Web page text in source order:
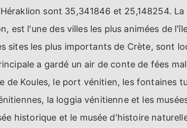
sont 35,341846 et 25,148254.
est l'une des villes les plus animées de
sites les plus importants de Crète, sont
a gardé un air de conte de fées
de Koules, le port vénitien, les fontaines
la loggia vénitienne et les
historique et le musée d'histoire